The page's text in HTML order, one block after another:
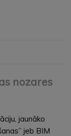
nozares
jaunāko
jeb BIM